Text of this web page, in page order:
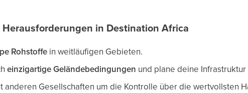
in Destination Africa
Rohstoffe in weitläufigen Gebieten.
einzigartige Geländebedingungen und plane deine
anderen Gesellschaften um die Kontrolle über die wertvollsten